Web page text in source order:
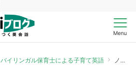
Menu
バイリンガル保育士による子育て英語 ノンネイティブの国々の英語教育 ：インド｜「カースト制度」と教育の関わり